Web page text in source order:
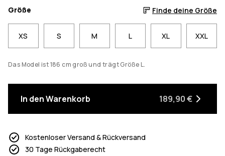
Größe Finde deine Größe
XS S M L XL XXL
Das Model ist 186 cm groß und trägt Größe L.
In den Warenkorb 189,90 €
Kostenloser Versand & Rückversand
30 Tage Rückgaberecht